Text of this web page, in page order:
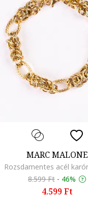
MARC MALONE
8.599 Ft - 46%
4.599 Ft